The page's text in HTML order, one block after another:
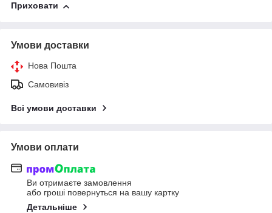
Приховати
Умови доставки
Нова Пошта
Самовивіз
Всі умови доставки
Умови оплати
Ви отримаєте замовлення
або гроші повернуться на вашу картку
Детальніше